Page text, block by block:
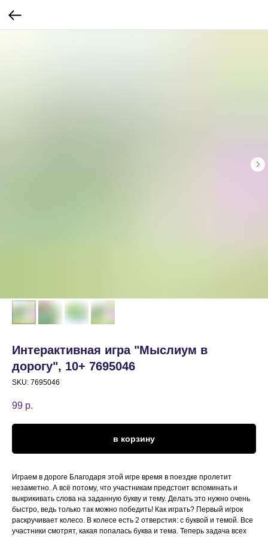
Интерактивная игра "Мыслиум в
дорогу", 10+ 7695046
SKU: 7695046
99 р.
в корзину
Играем в дороге Благодаря этой игре время в поездке пролетит
незаметно. А всё потому, что участникам предстоит вспоминать и
выкрикивать слова на заданную букву и тему. Делать это нужно очень
быстро, ведь только так можно победить! Как играть? Первый игрок
раскручивает колесо. В колесе есть 2 отверстия: с буквой и темой. Все
участники смотрят, какая попалась буква и тема. Теперь задача всех